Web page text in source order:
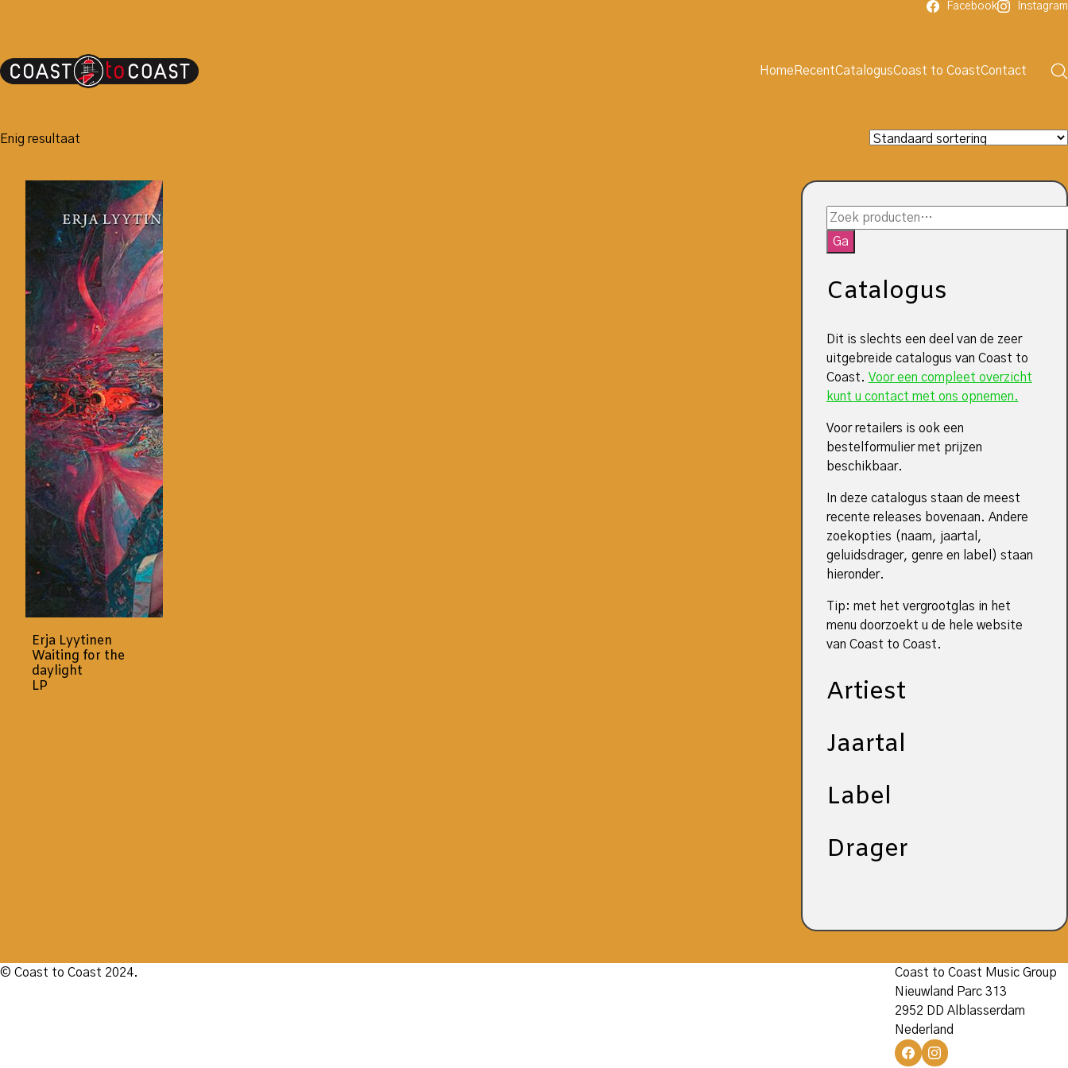
Facebook Instagram
Home RecentCatalogusCoast to CoastContact
Enig resultaat
Erja Lyytinen
Waiting for the
daylight
LP
Zoeken
naar:
Ga
Catalogus
Dit is slechts een deel van de zeer
uitgebreide catalogus van Coast to
Coast. Voor een compleet overzicht
kunt u contact met ons opnemen.
Voor retailers is ook een
bestelformulier met prijzen
beschikbaar.
In deze catalogus staan de meest
recente releases bovenaan. Andere
zoekopties (naam, jaartal,
geluidsdrager, genre en label) staan
hieronder.
Tip: met het vergrootglas in het
menu doorzoekt u de hele website
van Coast to Coast.
Artiest
Jaartal
Label
Drager
© Coast to Coast 2024.
Coast to Coast Music Group
Nieuwland Parc 313
2952 DD Alblasserdam
Nederland